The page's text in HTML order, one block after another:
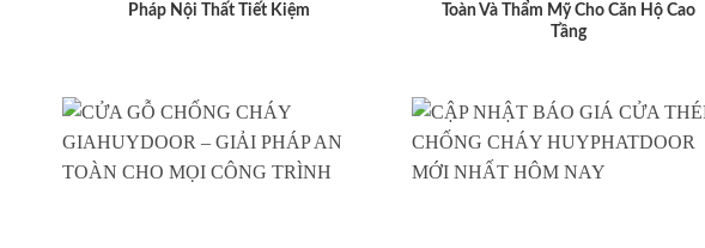
Pháp Nội Thất Tiết Kiệm
Toàn Và Thẩm Mỹ Cho Căn Hộ Cao
Tầng